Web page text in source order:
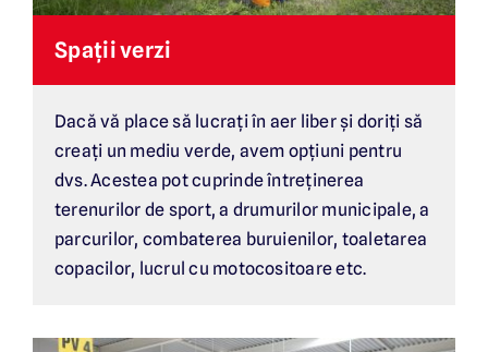
Spații verzi
Dacă vă place să lucrați în aer liber și doriți să
creați un mediu verde, avem opțiuni pentru
dvs. Acestea pot cuprinde întreținerea
terenurilor de sport, a drumurilor municipale, a
parcurilor, combaterea buruienilor, toaletarea
copacilor, lucrul cu motocositoare etc.